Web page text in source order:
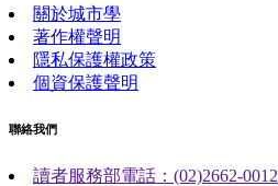
關於城市學
著作權聲明
隱私保護權政策
個資保護聲明
聯絡我們
讀者服務部電話：(02)2662-0012